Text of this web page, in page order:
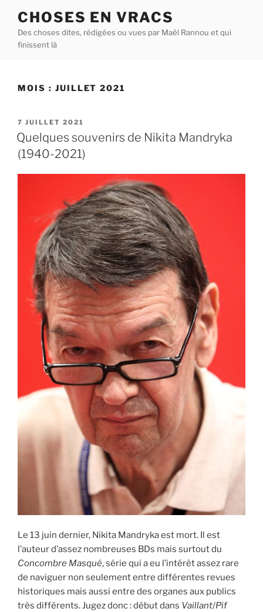
contenu
principal
CHOSES EN VRACS
Des choses dites, rédigées ou vues par Maël Rannou et qui
finissent là
MOIS : JUILLET 2021
PUBLIÉ
LE
7 JUILLET 2021
Quelques souvenirs de Nikita Mandryka
(1940-2021)
Le 13 juin dernier, Nikita Mandryka est mort. Il est
l’auteur d’assez nombreuses BDs mais surtout du
Concombre Masqué, série qui a eu l’intérêt assez rare
de naviguer non seulement entre différentes revues
historiques mais aussi entre des organes aux publics
très différents. Jugez donc : début dans Vaillant/Pif